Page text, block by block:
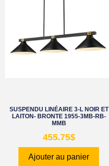
SUSPENDU LINÉAIRE 3-L NOIR ET
LAITON- BRONTE 1955-3MB-RB-
MMB
455.75$
Ajouter au panier